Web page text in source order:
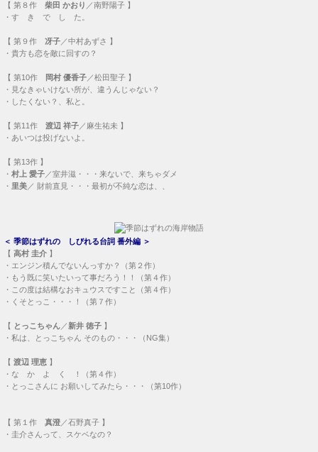
【 第８作 柴田 かおり ／南野陽子 】
・ す き で し た。
【 第９作 冴子 ／中村あずさ 】
・ 貴方も恋を敵に回すの？
【 第10作 岡村 優香子 ／松田聖子 】
・ 見なきゃいけない所が、違うんじゃない？
・ したくない？、私と。
【 第11作 渡辺 祥子 ／麻生祐未 】
・ あいつは投げないよ。
【 第13作 】
・ 村上 愛子 ／室井滋・・・ 来ないで、来ちゃダメ
・ 里美 ／ 財前直見・・・ 最初が不純な恋は、、
＜ 季節はずれの しびれる台詞 番外編 ＞
【 高村 圭介 】
・ エンジン積んでないんっすか？（第２作）
・ もう既に笑いたいって事だろう！！（第４作）
・ この度は結構なおキュウスですこと（第４作）
・ くそとっこ・・・！（第７作）
【 とっこちゃん ／新井 徳子 】
・ 私は、とっこちゃん そのもの・・・（NG集）
【 渡辺 理恵 】
・ な か よ く ！（第４作）
・ とっこさんに お願いしてみたら・・・（第10作）
【 第１作 真澄 ／石野真子 】
・ 圭介さんって、スケベなの？